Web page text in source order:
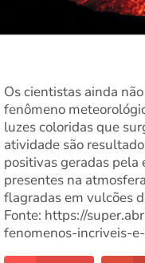
Os cientistas ainda
fenômeno
luzes coloridas que
atividade são
positivas geradas pela
presentes na
flagradas em vulcões
Fonte: https://
fenomenos-incriveis-